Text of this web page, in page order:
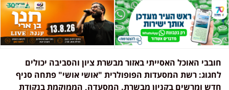
חובבי האוכל האסייתי באזור מבשרת ציון והסביבה יכולים
לחגוג: רשת המסעדות הפופולרית "אושי אושי" פתחה סניף
חדש ומרשים בקניון מבשרת. המסעדה, הממוקמת בנקודת